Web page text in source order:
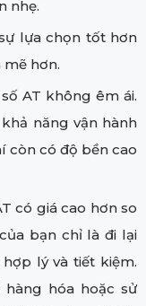
nhẹ.
lựa chọn tốt hơn
hơn.
AT không êm ái.
năng vận hành
còn có độ bền cao
có giá cao hơn so
bạn chỉ là đi lại
lý và tiết kiệm.
hóa hoặc sử